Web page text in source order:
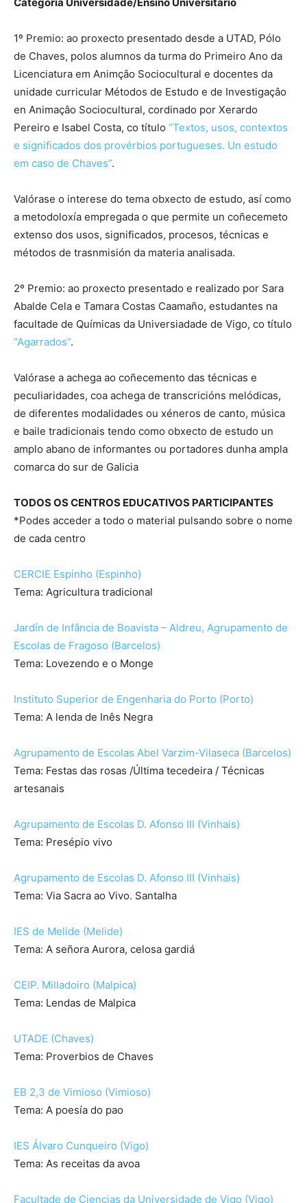
1º Premio: ao proxecto presentado desde a UTAD, Pólo
de Chaves, polos alumnos da turma do Primeiro Ano da
Licenciatura em Animçâo Sociocultural e docentes da
unidade curricular Métodos de Estudo e de Investigaçâo
en Animaçâo Sociocultural, cordinado por Xerardo
Pereiro e Isabel Costa, co título “Textos, usos, contextos
e significados dos provérbios portugueses. Un estudo
em caso de Chaves”.
Valórase o interese do tema obxecto de estudo, así como
a metodoloxía empregada o que permite un coñecemeto
extenso dos usos, significados, procesos, técnicas e
métodos de trasnmisión da materia analisada.
2º Premio: ao proxecto presentado e realizado por Sara
Abalde Cela e Tamara Costas Caamaño, estudantes na
facultade de Químicas da Universiadade de Vigo, co título
“Agarrados”.
Valórase a achega ao coñecemento das técnicas e
peculiaridades, coa achega de transcricións melódicas,
de diferentes modalidades ou xéneros de canto, música
e baile tradicionais tendo como obxecto de estudo un
amplo abano de informantes ou portadores dunha ampla
comarca do sur de Galicia
TODOS OS CENTROS EDUCATIVOS PARTICIPANTES
*Podes acceder a todo o material pulsando sobre o nome
de cada centro
CERCIE Espinho (Espinho)
Tema: Agricultura tradicional
Jardín de Infância de Boavista – Aldreu, Agrupamento de
Escolas de Fragoso (Barcelos)
Tema: Lovezendo e o Monge
Instituto Superior de Engenharia do Porto (Porto)
Tema: A lenda de Inês Negra
Agrupamento de Escolas Abel Varzim-Vilaseca (Barcelos)
Tema: Festas das rosas /Última tecedeira / Técnicas
artesanais
Agrupamento de Escolas D. Afonso III (Vinhais)
Tema: Presépio vivo
Agrupamento de Escolas D. Afonso III (Vinhais)
Tema: Via Sacra ao Vivo. Santalha
IES de Melide (Melide)
Tema: A señora Aurora, celosa gardiá
CEIP. Milladoiro (Malpica)
Tema: Lendas de Malpica
UTADE (Chaves)
Tema: Proverbios de Chaves
EB 2,3 de Vimioso (Vimioso)
Tema: A poesía do pao
IES Álvaro Cunqueiro (Vigo)
Tema: As receitas da avoa
Facultade de Ciencias da Universidade de Vigo (Vigo)